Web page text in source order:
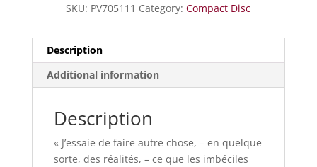
-
quantity
SKU: PV705111 Category:Compact Disc
Description
Additional information
Description
« J’essaie de faire autre chose, – en quelque
sorte, des réalités, – ce que les imbéciles